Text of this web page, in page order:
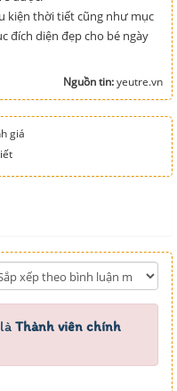
kiện thời tiết cũng như mục
đích diện đẹp cho bé ngày
Nguồn tin:yeutre.vn
giá
Thành viên chính